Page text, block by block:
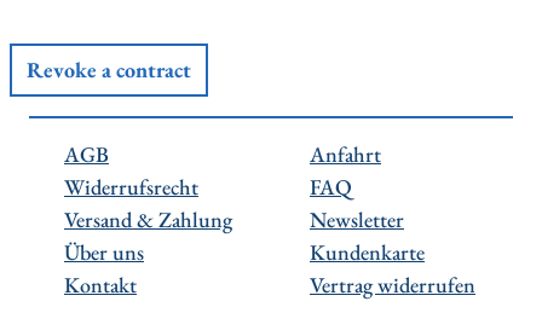
Revoke a contract
AGB
Widerrufsrecht
Versand & Zahlung
Über uns
Kontakt
Anfahrt
FAQ
Newsletter
Kundenkarte
Vertrag widerrufen